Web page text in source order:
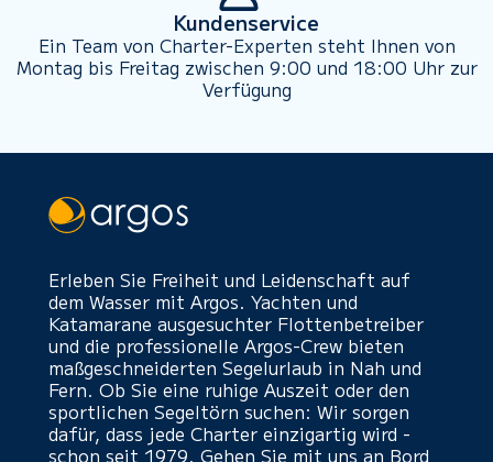
Kundenservice
Ein Team von Charter-Experten steht Ihnen von
Montag bis Freitag zwischen 9:00 und 18:00 Uhr zur
Verfügung
Erleben Sie Freiheit und Leidenschaft auf
dem Wasser mit Argos. Yachten und
Katamarane ausgesuchter Flottenbetreiber
und die professionelle Argos-Crew bieten
maßgeschneiderten Segelurlaub in Nah und
Fern. Ob Sie eine ruhige Auszeit oder den
sportlichen Segeltörn suchen: Wir sorgen
dafür, dass jede Charter einzigartig wird -
schon seit 1979. Gehen Sie mit uns an Bord